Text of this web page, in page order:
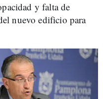
y falta de
nuevo edificio para